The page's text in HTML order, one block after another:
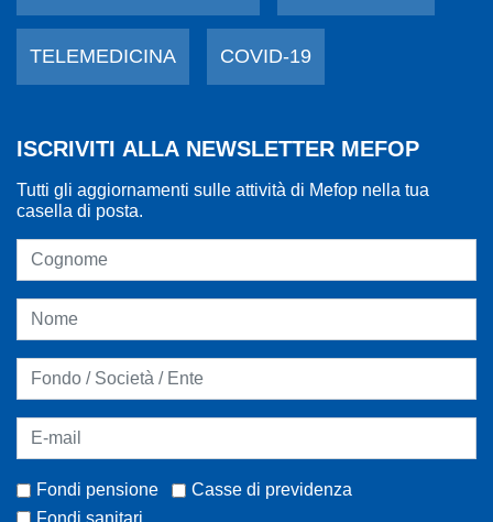
TELEMEDICINA COVID-19
ISCRIVITI ALLA NEWSLETTER MEFOP
Tutti gli aggiornamenti sulle attività di Mefop nella tua
casella di posta.
Fondi pensione
Casse di previdenza
Fondi sanitari